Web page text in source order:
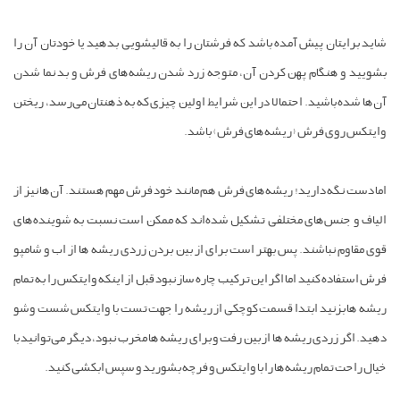
شاید برایتان پیش آمده باشد که فرشتان را به قالیشویی بدهید یا خودتان آن را
بشویید و هنگام پهن کردن آن، متوجه زرد شدن ریشه‌های فرش و بد نما شدن
آن‌ها شده باشید. احتمالا در این شرایط اولین چیزی که به ذهنتان می‌رسد، ریختن
وایتکس روی فرش (ریشه‌های فرش) باشد.
اما دست نگه دارید! ریشه‌های فرش هم مانند خود فرش مهم هستند. آن‌ها نیز از
الیاف و جنس‌های مختلفی تشکیل شده‌اند که ممکن است نسبت به شوینده‌های
قوی مقاوم نباشند‌. پس بهتر است برای از بین بردن زردی ریشه ها از اب و شامپو
فرش استفاده کنید اما اگر این ترکیب چاره ساز نبود قبل از اینکه وایتکس را به تمام
ریشه ها بزنید ابتدا قسمت کوچکی از ریشه را جهت تست با وایتکس شست و‌شو
دهید. اگر زردی ریشه ها از بین رفت و برای ریشه ها مخرب نبود، دیگر می‌توانید با
خیال راحت تمام ریشه‌ها را با وایتکس و فرچه بشورید و سپس ابکشی کنید.